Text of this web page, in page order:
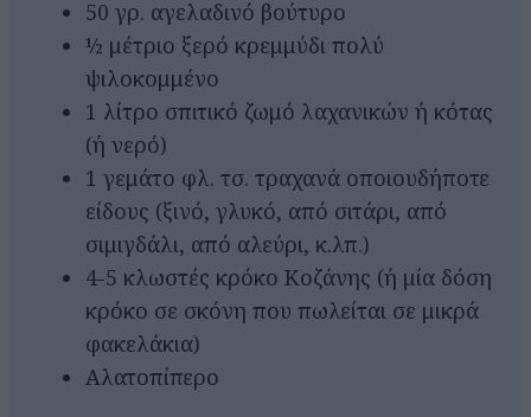
50 γρ. αγελαδινό βούτυρο
½ μέτριο ξερό κρεμμύδι πολύ
ψιλοκομμένο
1 λίτρο σπιτικό ζωμό λαχανικών ή κότας
(ή νερό)
1 γεμάτο φλ. τσ. τραχανά οποιουδήποτε
είδους (ξινό, γλυκό, από σιτάρι, από
σιμιγδάλι, από αλεύρι, κ.λπ.)
4-5 κλωστές κρόκο Κοζάνης (ή μία δόση
κρόκο σε σκόνη που πωλείται σε μικρά
φακελάκια)
Αλατοπίπερο